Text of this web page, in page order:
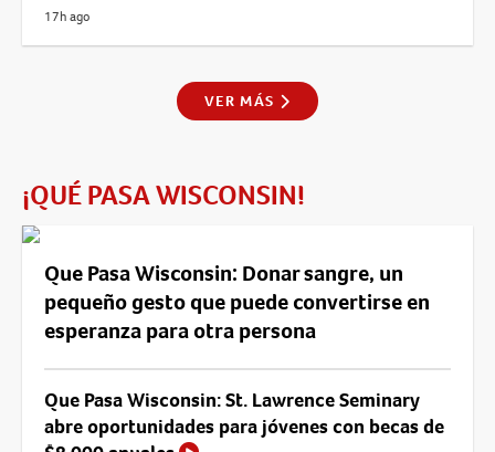
17h ago
VER MÁS
¡QUÉ PASA WISCONSIN!
Que Pasa Wisconsin: Donar sangre, un
pequeño gesto que puede convertirse en
esperanza para otra persona
Que Pasa Wisconsin: St. Lawrence Seminary
abre oportunidades para jóvenes con becas de